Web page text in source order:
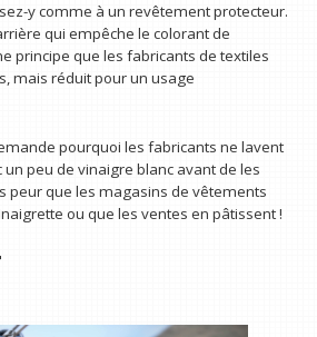
y comme à un revêtement protecteur.
qui empêche le colorant de
principe que les fabricants de textiles
mais réduit pour un usage
pourquoi les fabricants ne lavent
peu de vinaigre blanc avant de les
peur que les magasins de vêtements
ou que les ventes en pâtissent !